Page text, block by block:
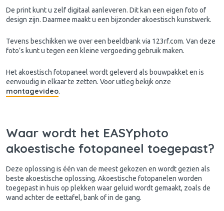
De print kunt u zelf digitaal aanleveren. Dit kan een eigen foto of
design zijn. Daarmee maakt u een bijzonder akoestisch kunstwerk.
Tevens beschikken we over een beeldbank via 123rf.com. Van deze
foto’s kunt u tegen een kleine vergoeding gebruik maken.
Het akoestisch fotopaneel wordt geleverd als bouwpakket en is
eenvoudig in elkaar te zetten. Voor uitleg bekijk onze
montagevideo.
Waar wordt het EASYphoto
akoestische fotopaneel toegepast?
Deze oplossing is één van de meest gekozen en wordt gezien als
beste akoestische oplossing. Akoestische fotopanelen worden
toegepast in huis op plekken waar geluid wordt gemaakt, zoals de
wand achter de eettafel, bank of in de gang.